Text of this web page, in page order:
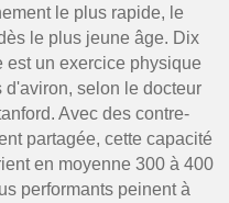
le plus rapide, le
le plus jeune âge. Dix
est un exercice physique
selon le docteur
Avec des contre-
partagée, cette capacité
en moyenne 300 à 400
performants peinent à